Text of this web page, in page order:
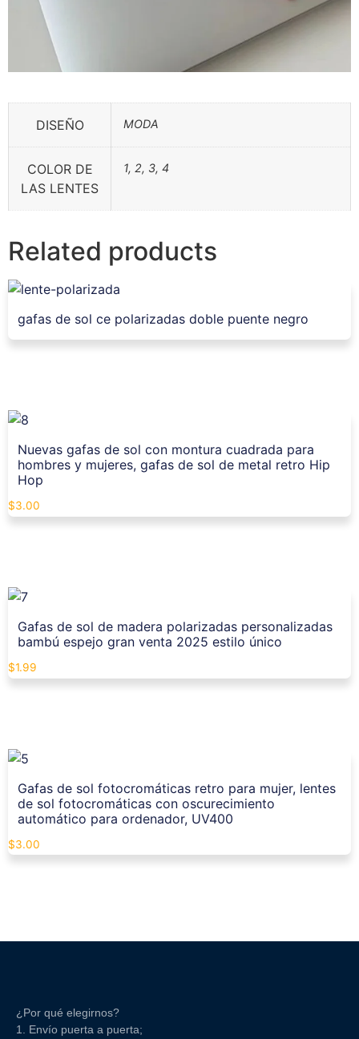
DISEÑO MODA
COLOR DE
LAS LENTES
1, 2, 3, 4
Related products
gafas de sol ce polarizadas doble puente negro
Nuevas gafas de sol con montura cuadrada para
hombres y mujeres, gafas de sol de metal retro Hip
Hop
$3.00
Gafas de sol de madera polarizadas personalizadas
bambú espejo gran venta 2025 estilo único
$1.99
Gafas de sol fotocromáticas retro para mujer, lentes
de sol fotocromáticas con oscurecimiento
automático para ordenador, UV400
$3.00
¿Por qué elegirnos?
1. Envío puerta a puerta;